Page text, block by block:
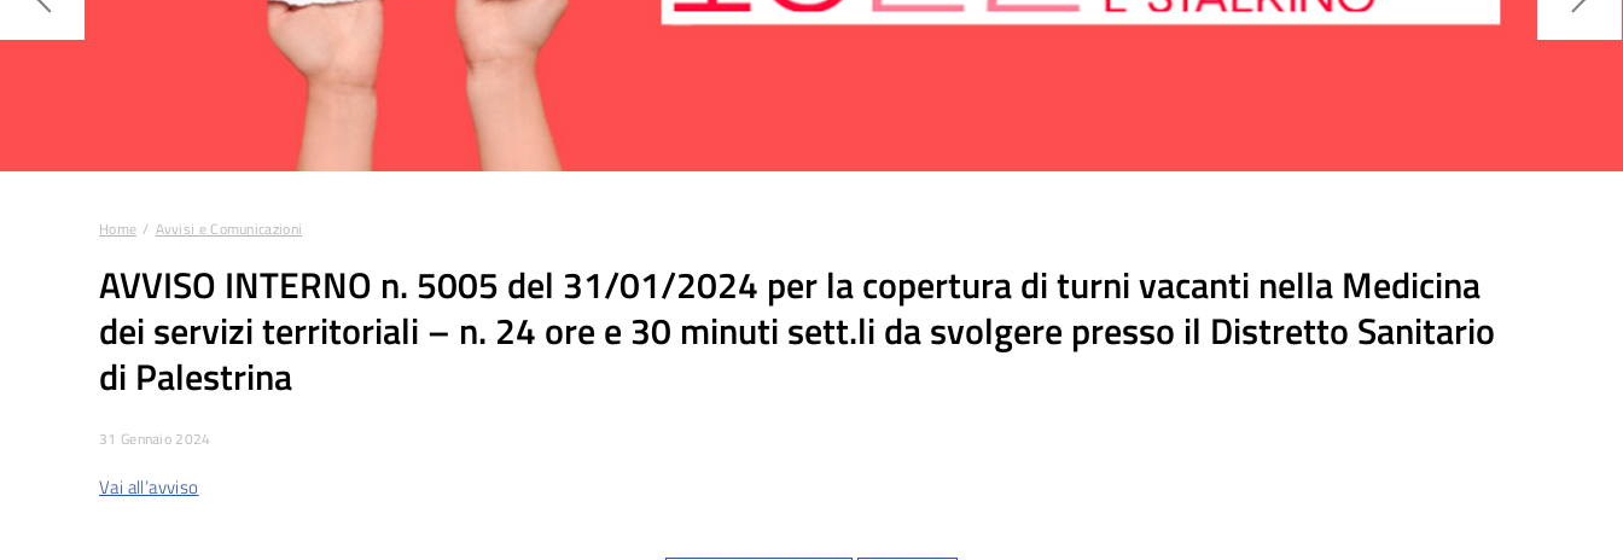
Tu sei qui:
Home Avvisi e Comunicazioni
AVVISO INTERNO n. 5005 del 31/01/2024 per la copertura di turni vacanti nella Medicina
dei servizi territoriali – n. 24 ore e 30 minuti sett.li da svolgere presso il Distretto Sanitario
di Palestrina
31 Gennaio 2024
Vai all’avviso